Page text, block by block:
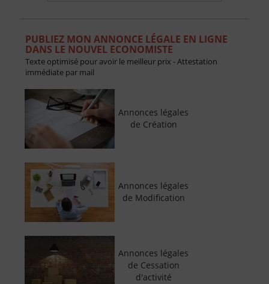
PUBLIEZ MON ANNONCE LÉGALE EN LIGNE
DANS LE NOUVEL ECONOMISTE
Texte optimisé pour avoir le meilleur prix - Attestation
immédiate par mail
Annonces légales
de Création
Annonces légales
de Modification
Annonces légales
de Cessation
d'activité